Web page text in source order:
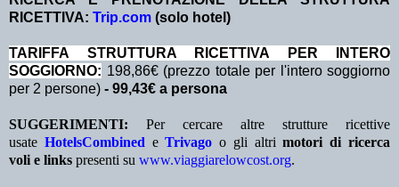
RICETTIVA: Trip.com (solo hotel)
TA RIFFA STRUTTURA RICETTIVA PER INTERO
SOGGIORNO: 198,86€ (prezzo totale per l'intero soggiorno
per 2 persone) - 99,43€ a persona
SUGGERIMENTI: Per cercare altre strutture ricettive
usate HotelsCombined eTrivago o gli altrimotori di ricerca
voli e links presenti su www.viaggiarelowcost.org.